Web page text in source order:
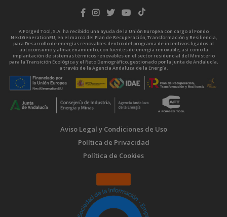
A Forged Tool, S.A. ha recibido una ayuda de la Unión Europea con cargo al Fondo
NextGenerationEU, en el marco del Plan de Recuperación, Transformación y Resiliencia,
para Desarrollo de energías renovables dentro del programa de incentivos ligados al
autoconsumo y almacenamiento, con fuentes de energía renovable, así como la
implantación de sistemas térmicos renovables en el sector residencial del Ministerio
para la Transición Ecológica y el Reto Demográfico, gestionado por la Junta de Andalucía,
a través de la Agencia Andaluza de la Energía.
Aviso Legal y Condiciones de Uso
Política de Privacidad
Política de Cookies